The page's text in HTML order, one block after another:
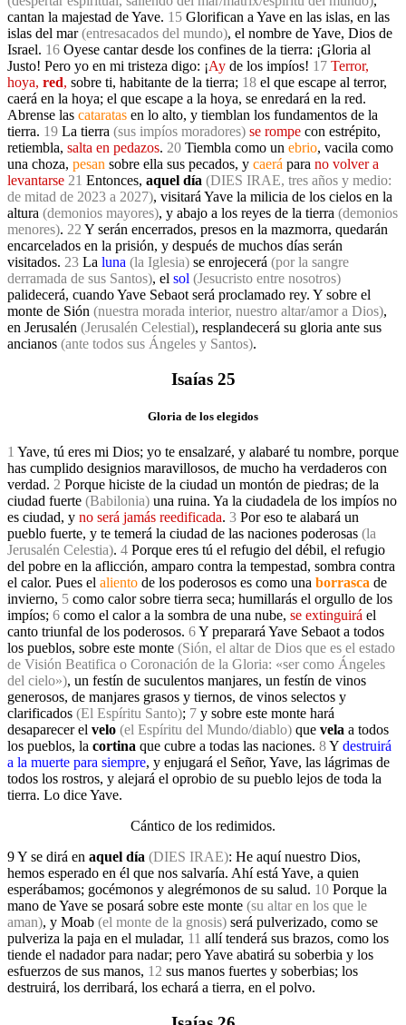
cantan la majestad de Yave. 15 Glorifican a Yave en las islas, en las
islas del mar(entresacados del mundo), el nombre de Yave, Dios de
Israel. 16 Oyese cantar desde los confines de la tierra: ¡Gloria al
Justo! Pero yo en mi tristeza digo: ¡Ay de los impíos! 17 Terror,
hoya, red, sobre ti, habitante de la tierra; 18 el que escape al terror,
caerá en la hoya; el que escape a la hoya, se enredará en la red.
Abrense las cataratas en lo alto, y tiemblan los fundamentos de la
tierra. 19 La tierra (sus impíos moradores) se rompe con estrépito,
retiembla, salta en pedazos. 20 Tiembla como un ebrio, vacila como
una choza, pesan sobre ella sus pecados, y caerá para no volver a
levantarse 21 Entonces, aquel día (DIES IRAE, tres años y medio:
de mitad de 2023 a 2027), visitará Yave la milicia de los cielos en la
altura (demonios mayores), y abajo a los reyes de la tierra (demonios
menores). 22 Y serán encerrados, presos en la mazmorra, quedarán
encarcelados en la prisión, y después de muchos días serán
visitados. 23 La luna (la Iglesia) se enrojecerá (por la sangre
derramada de sus Santos), el sol (Jesucristo entre nosotros)
palidecerá, cuando Yave Sebaot será proclamado rey. Y sobre el
monte de Sión (nuestra morada interior, nuestro altar/amor a Dios),
en Jerusalén (Jerusalén Celestial), resplandecerá su gloria ante sus
ancianos (ante todos sus Ángeles y Santos).
Isaías 25
Gloria de los elegidos
1 Yave, tú eres mi Dios; yo te ensalzaré, y alabaré tu nombre, porque
has cumplido designios maravillosos, de mucho ha verdaderos con
verdad. 2 Porque hiciste de la ciudad un montón de piedras; de la
ciudad fuerte (Babilonia) una ruina. Ya la ciudadela de los impíos no
es ciudad, y no será jamás reedificada. 3 Por eso te alabará un
pueblo fuerte, y te temerá la ciudad de las naciones poderosas (la
Jerusalén Celestia). 4 Porque eres tú el refugio del débil, el refugio
del pobre en la aflicción, amparo contra la tempestad, sombra contra
el calor. Pues el aliento de los poderosos es como una borrasca de
invierno, 5 como calor sobre tierra seca; humillarás el orgullo de los
impíos; 6 como el calor a la sombra de una nube, se extinguirá el
canto triunfal de los poderosos. 6Y preparará Yave Sebaot a todos
los pueblos, sobre este monte (Sión, el altar de Dios que es el estado
de Visión Beatifica o Coronación de la Gloria: «ser como Ángeles
del cielo»), un festín de suculentos manjares, un festín de vinos
generosos, de manjares grasos y tiernos, de vinos selectos y
clarificados (El Espíritu Santo); 7 y sobre este monte hará
desaparecer el velo (el Espíritu del Mundo/diablo) que vela a todos
los pueblos, la cortina que cubre a todas las naciones. 8Y destruirá
a la muerte para siempre, y enjugará el Señor, Yave, las lágrimas de
todos los rostros, y alejará el oprobio de su pueblo lejos de toda la
tierra. Lo dice Yave.
Cántico de los redimidos.
9 Y se dirá en aquel día (DIES IRAE): He aquí nuestro Dios,
hemos esperado en él que nos salvaría. Ahí está Yave, a quien
esperábamos; gocémonos y alegrémonos de su salud. 10 Porque la
mano de Yave se posará sobre este monte (su altar en los que le
aman), y Moab (el monte de la gnosis) será pulverizado, como se
pulveriza la paja en el muladar, 11 allí tenderá sus brazos, como los
tiende el nadador para nadar; pero Yave abatirá su soberbia y los
esfuerzos de sus manos, 12 sus manos fuertes y soberbias; los
destruirá, los derribará, los echará a tierra, en el polvo.